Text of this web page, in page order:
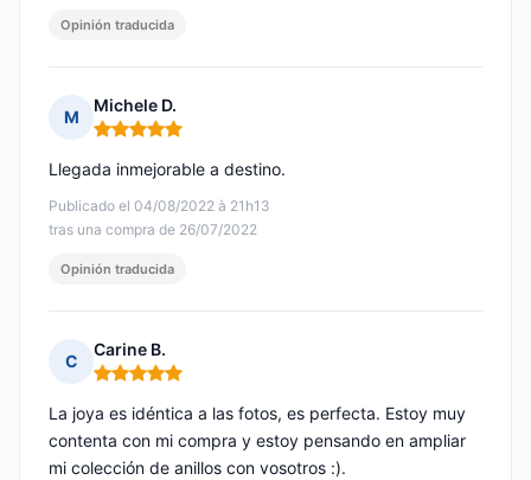
Opinión traducida
M
Michele D.
Nota: 5 de 5
Publicado el 04/08/2022 à 21h13
tras una compra de 26/07/2022
Llegada inmejorable a destino.
Opinión traducida
C
Carine B.
Nota: 5 de 5
La joya es idéntica a las fotos, es perfecta. Estoy muy
contenta con mi compra y estoy pensando en ampliar
mi colección de anillos con vosotros :).